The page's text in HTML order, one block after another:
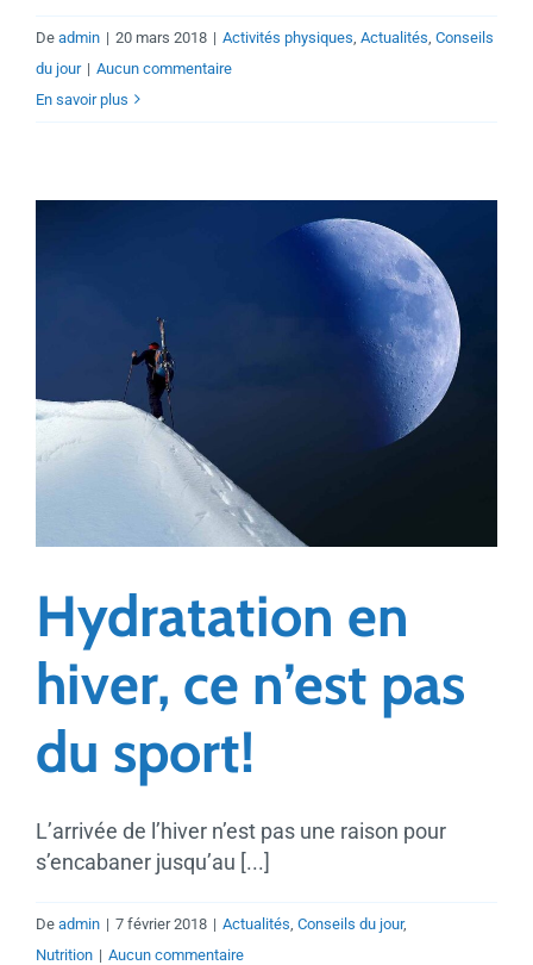
De admin | 20 mars 2018 | Activités physiques Actualités Conseils
du jour | Aucun commentaire
En savoir plus
Hydratation en
hiver, ce n’est pas
du sport!
L’arrivée de l’hiver n’est pas une raison pour
s’encabaner jusqu’au [...]
De admin | 7 février 2018 | Actualités Conseils du jour,
Nutrition | Aucun commentaire